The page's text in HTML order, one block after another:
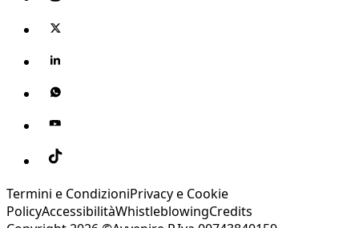
Termini e CondizioniPrivacy e Cookie
PolicyAccessibilitàWhistleblowingCredits